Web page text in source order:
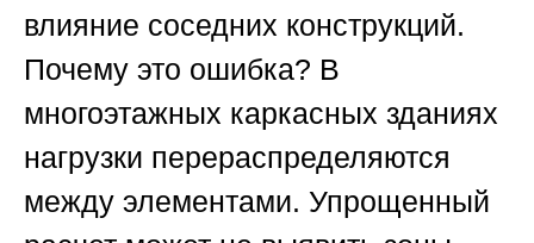
влияние соседних конструкций.
Почему это ошибка? В
многоэтажных каркасных зданиях
нагрузки перераспределяются
между элементами. Упрощенный